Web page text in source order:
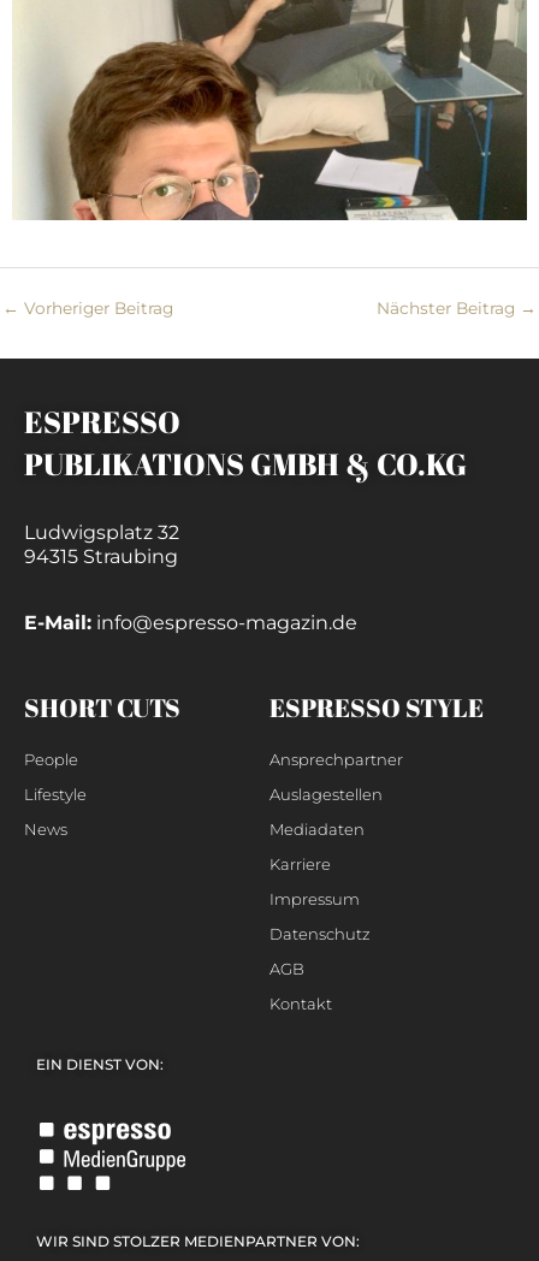
← Vorheriger Beitrag Nächster Beitrag →
ESPRESSO
PUBLIKATIONS GMBH & CO.KG
Ludwigsplatz 32
94315 Straubing
E-Mail: info@espresso-magazin.de
SHORT CUTS
People
Lifestyle
News
ESPRESSO STYLE
Ansprechpartner
Auslagestellen
Mediadaten
Karriere
Impressum
Datenschutz
AGB
Kontakt
EIN DIENST VON:
WIR SIND STOLZER MEDIENPARTNER VON: